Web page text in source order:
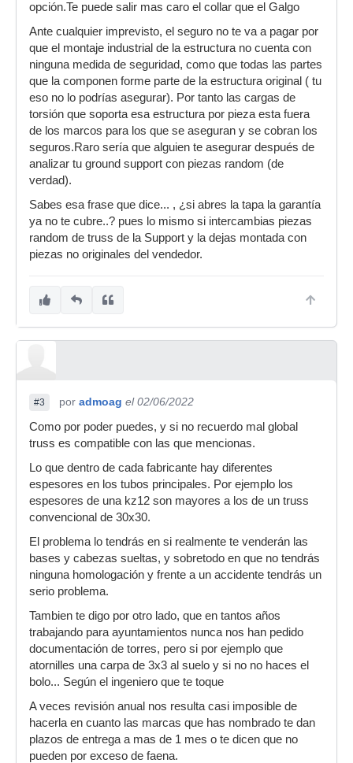
opción.Te puede salir mas caro el collar que el Galgo
Ante cualquier imprevisto, el seguro no te va a pagar por
que el montaje industrial de la estructura no cuenta con
ninguna medida de seguridad, como que todas las partes
que la componen forme parte de la estructura original ( tu
eso no lo podrías asegurar). Por tanto las cargas de
torsión que soporta esa estructura por pieza esta fuera
de los marcos para los que se aseguran y se cobran los
seguros.Raro sería que alguien te asegurar después de
analizar tu ground support con piezas random (de
verdad).
Sabes esa frase que dice... , ¿si abres la tapa la garantía
ya no te cubre..? pues lo mismo si intercambias piezas
random de truss de la Support y la dejas montada con
piezas no originales del vendedor.
#3 por admoag el 02/06/2022
Como por poder puedes, y si no recuerdo mal global
truss es compatible con las que mencionas.
Lo que dentro de cada fabricante hay diferentes
espesores en los tubos principales. Por ejemplo los
espesores de una kz12 son mayores a los de un truss
convencional de 30x30.
El problema lo tendrás en si realmente te venderán las
bases y cabezas sueltas, y sobretodo en que no tendrás
ninguna homologación y frente a un accidente tendrás un
serio problema.
Tambien te digo por otro lado, que en tantos años
trabajando para ayuntamientos nunca nos han pedido
documentación de torres, pero si por ejemplo que
atornilles una carpa de 3x3 al suelo y si no no haces el
bolo... Según el ingeniero que te toque
A veces revisión anual nos resulta casi imposible de
hacerla en cuanto las marcas que has nombrado te dan
plazos de entrega a mas de 1 mes o te dicen que no
pueden por exceso de faena.